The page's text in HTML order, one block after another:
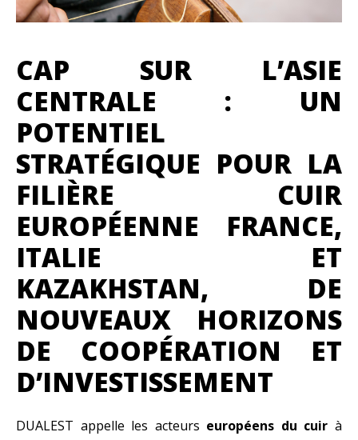
CAP SUR L’ASIE
CENTRALE : UN
POTENTIEL
STRATÉGIQUE POUR LA
FILIÈRE CUIR
EUROPÉENNE FRANCE,
ITALIE ET
KAZAKHSTAN, DE
NOUVEAUX HORIZONS
DE COOPÉRATION ET
D’INVESTISSEMENT
DUALEST appelle les acteurs européens du cuir à